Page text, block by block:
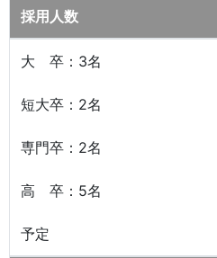
採用人数
大 卒：3名
短大卒：2名
専門卒：2名
高 卒：5名
予定